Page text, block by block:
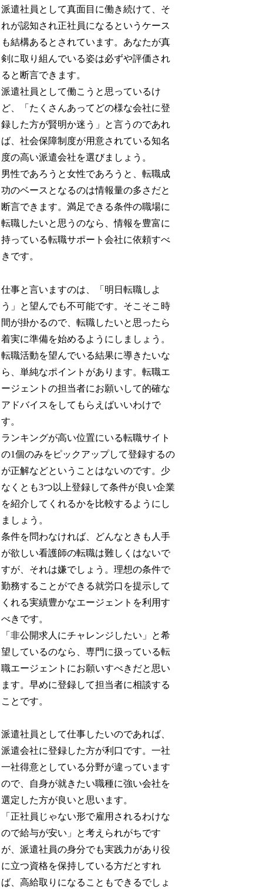
派遣社員として真面目に働き続けて、そ
れが認知され正社員になるというケース
も結構あるとされています。あなたが真
剣に取り組んでいる姿は必ずや評価され
ると断言できます。
派遣社員として働こうと思っているけ
ど、「たくさんあってどの様な会社に登
録した方が賢明か迷う」と言うのであれ
ば、社会保障制度が用意されている知名
度の高い派遣会社を選びましょう。
男性であろうと女性であろうと、転職成
功のベースとなるのは情報量の多さだと
断言できます。満足できる条件の職場に
転職したいと思うのなら、情報を豊富に
持っている転職サポート会社に依頼すべ
きです。
仕事と言いますのは、「明日転職しよ
う」と望んでも不可能です。そこそこ時
間が掛かるので、転職したいと思ったら
着実に準備を始めるようにしましょう。
転職活動を望んでいる結果に導きたいな
ら、単純なポイントがあります。転職エ
ージェントの担当者にお願いして的確な
アドバイスをしてもらえばいいわけで
す。
ランキングが高い位置にいる転職サイト
の1個のみをピックアップして登録するの
が正解などということはないのです。少
なくとも3つ以上登録して条件が良い企業
を紹介してくれるかを比較するようにし
ましょう。
条件を問わなければ、どんなときも人手
が欲しい看護師の転職は難しくはないで
すが、それは嫌でしょう。理想の条件で
勤務することができる就労口を提示して
くれる実績豊かなエージェントを利用す
べきです。
「非公開求人にチャレンジしたい」と希
望しているのなら、専門に扱っている転
職エージェントにお願いすべきだと思い
ます。早めに登録して担当者に相談する
ことです。
派遣社員として仕事したいのであれば、
派遣会社に登録した方が利口です。一社
一社得意としている分野が違っています
ので、自身が就きたい職種に強い会社を
選定した方が良いと思います。
「正社員じゃない形で雇用されるわけな
ので給与が安い」と考えられがちです
が、派遣社員の身分でも実践力があり役
に立つ資格を保持している方だとすれ
ば、高給取りになることもできるでしょ